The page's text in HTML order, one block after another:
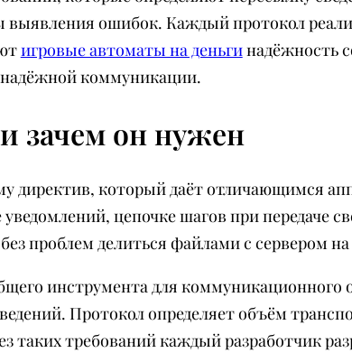
ошибок. Каждый протокол
игровые автоматы на деньгинадёжность
надёжной коммуникации.
зачем он нужен
директив, который даёт отличающимся
цепочке шагов при передаче
проблем делиться файлами с сервером
инструмента для коммуникационного
Протокол определяет объём
таких требований каждый разработчик